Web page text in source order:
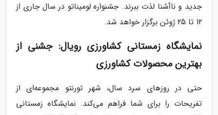
جدید و ناآشنا لذت ببرند. جشنواره لومیناتو در سال جاری از
12 تا 25 ژوئن برگزار خواهد شد.
نمایشگاه زمستانی کشاورزی رویال: جشنی از
بهترین محصولات کشاورزی
حتی در روزهای سرد سال، شهر تورنتو مجموعه‌ای از
تفریحات را برای شما فراهم می‌کند. نمایشگاه زمستانی